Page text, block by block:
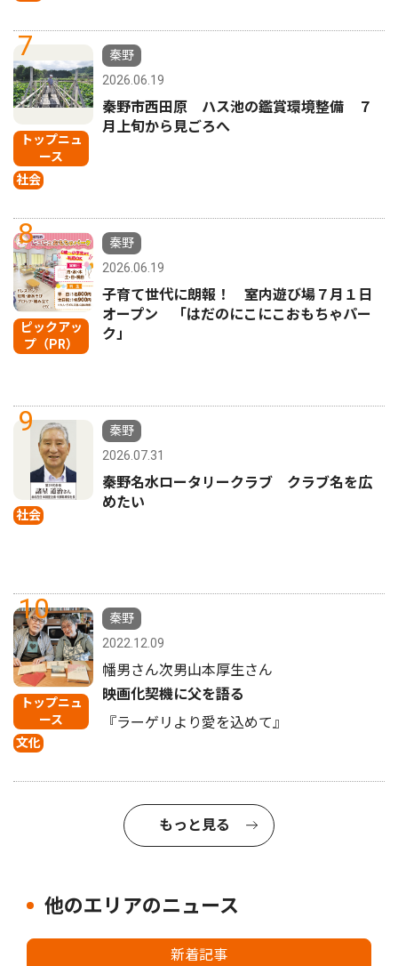
7
トップニュ
ース
社会
秦野
2026.06.19
秦野市西田原 ハス池の鑑賞環境整備 ７
月上旬から見ごろへ
8
ピックアッ
プ（PR）
秦野
2026.06.19
子育て世代に朗報！ 室内遊び場７月１日
オープン 「はだのにこにこおもちゃパー
ク」
9
社会
秦野
2026.07.31
秦野名水ロータリークラブ クラブ名を広
めたい
10
トップニュ
ース
文化
秦野
2022.12.09
幡男さん次男山本厚生さん
映画化契機に父を語る
『ラーゲリより愛を込めて』
もっと見る
他のエリアのニュース
新着記事